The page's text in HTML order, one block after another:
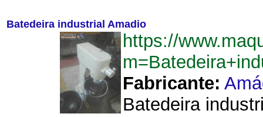
Batedeira industrial Amadio
https://
Fabricante:
Batedeira